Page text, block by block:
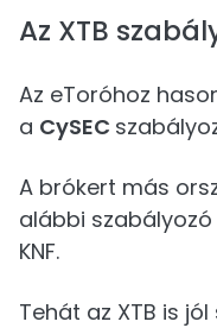
Az XTB
Az eToróhoz
a CySEC
A brókert más
alábbi szabályozó
KNF.
Tehát az XTB is